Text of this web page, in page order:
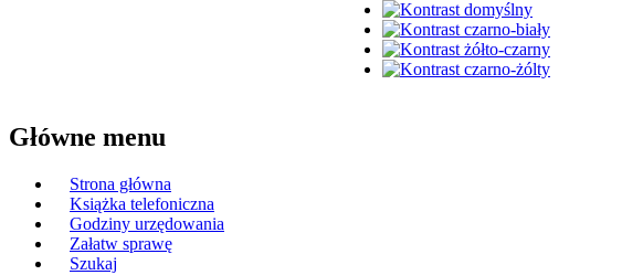
Główne menu
Strona główna
Książka telefoniczna
Godziny urzędowania
Załatw sprawę
Szukaj